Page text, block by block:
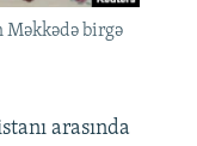
Məkkədə birgə
arasında